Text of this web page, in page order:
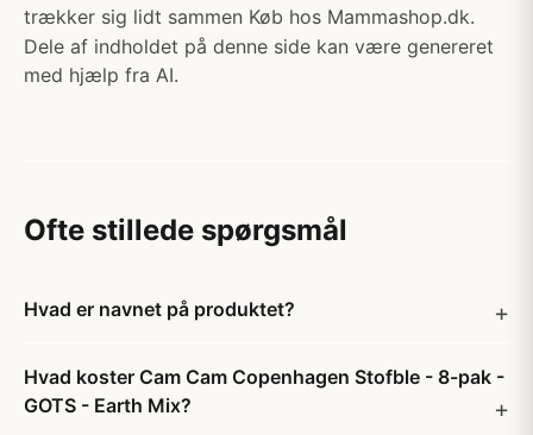
trækker sig lidt sammen Køb hos Mammashop.dk.
Dele af indholdet på denne side kan være genereret
med hjælp fra AI.
Ofte stillede spørgsmål
Hvad er navnet på produktet?
Hvad koster Cam Cam Copenhagen Stofble - 8-pak -
GOTS - Earth Mix?